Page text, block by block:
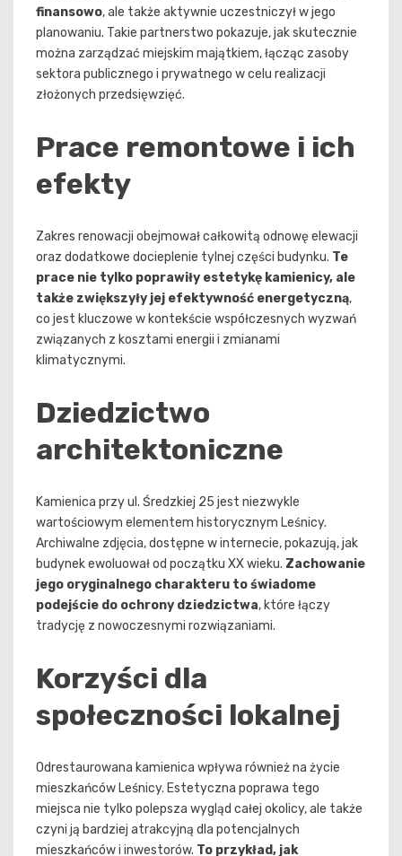
finansowo, ale także aktywnie uczestniczył w jego
planowaniu. Takie partnerstwo pokazuje, jak skutecznie
można zarządzać miejskim majątkiem, łącząc zasoby
sektora publicznego i prywatnego w celu realizacji
złożonych przedsięwzięć.
Prace remontowe i ich
efekty
Zakres renowacji obejmował całkowitą odnowę elewacji
oraz dodatkowe docieplenie tylnej części budynku. Te
prace nie tylko poprawiły estetykę kamienicy, ale
także zwiększyły jej efektywność energetyczną,
co jest kluczowe w kontekście współczesnych wyzwań
związanych z kosztami energii i zmianami
klimatycznymi.
Dziedzictwo
architektoniczne
Kamienica przy ul. Średzkiej 25 jest niezwykle
wartościowym elementem historycznym Leśnicy.
Archiwalne zdjęcia, dostępne w internecie, pokazują, jak
budynek ewoluował od początku XX wieku. Zachowanie
jego oryginalnego charakteru to świadome
podejście do ochrony dziedzictwa, które łączy
tradycję z nowoczesnymi rozwiązaniami.
Korzyści dla
społeczności lokalnej
Odrestaurowana kamienica wpływa również na życie
mieszkańców Leśnicy. Estetyczna poprawa tego
miejsca nie tylko polepsza wygląd całej okolicy, ale także
czyni ją bardziej atrakcyjną dla potencjalnych
mieszkańców i inwestorów. To przykład, jak